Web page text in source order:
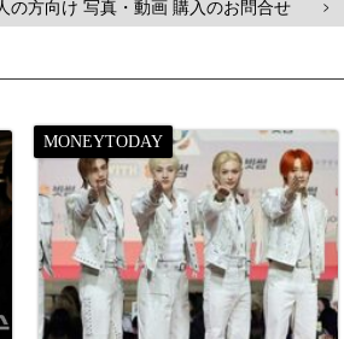
の方向け 写真・動画 購入のお問合せ >